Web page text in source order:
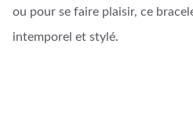
ou pour se faire plaisir, ce
intemporel et stylé.